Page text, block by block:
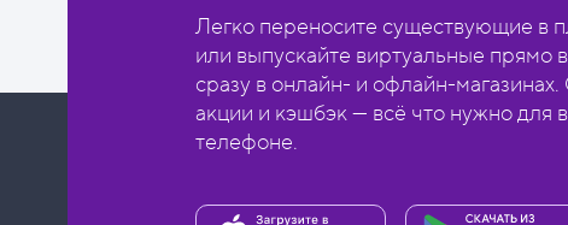
Легко переносите существующие в
или выпускайте виртуальные
сразу в онлайн- и офлайн-
акции и кэшбэк — всё что нужно для
телефоне.